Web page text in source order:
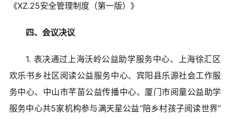
《XZ.25安全管理制度（第一版）》
四、会议决议
1. 表决通过上海沃岭公益助学服务中心、上海徐汇区
欢乐书乡社区阅读公益服务中心、宾阳县乐源社会工作服
务中心、中山市芊苗公益传播中心、厦门市阅童公益助学
服务中心共5家机构参与满天星公益“陪乡村孩子阅读世界”